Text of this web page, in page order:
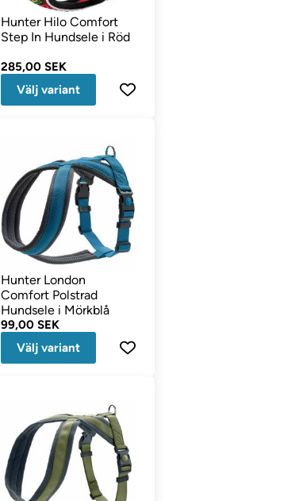
Hunter Hilo Comfort
Step In Hundsele i Röd
285,00 SEK
Välj variant
Hunter London
Comfort Polstrad
Hundsele i Mörkblå
99,00 SEK
Välj variant